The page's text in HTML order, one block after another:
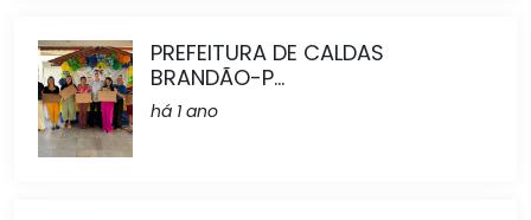
PREFEITURA DE CALDAS
BRANDÃO-P...
há 1 ano